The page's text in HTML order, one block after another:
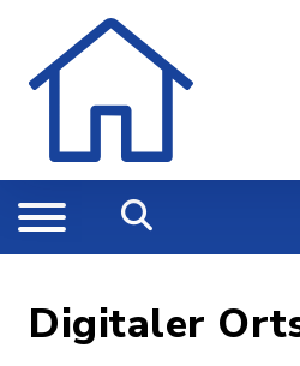
Digitaler